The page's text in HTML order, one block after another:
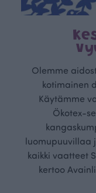
Olemme
kotimainen
Käytämme
Ökotex-
luomupuuvillaa
kaikki vaatteet
kertoo